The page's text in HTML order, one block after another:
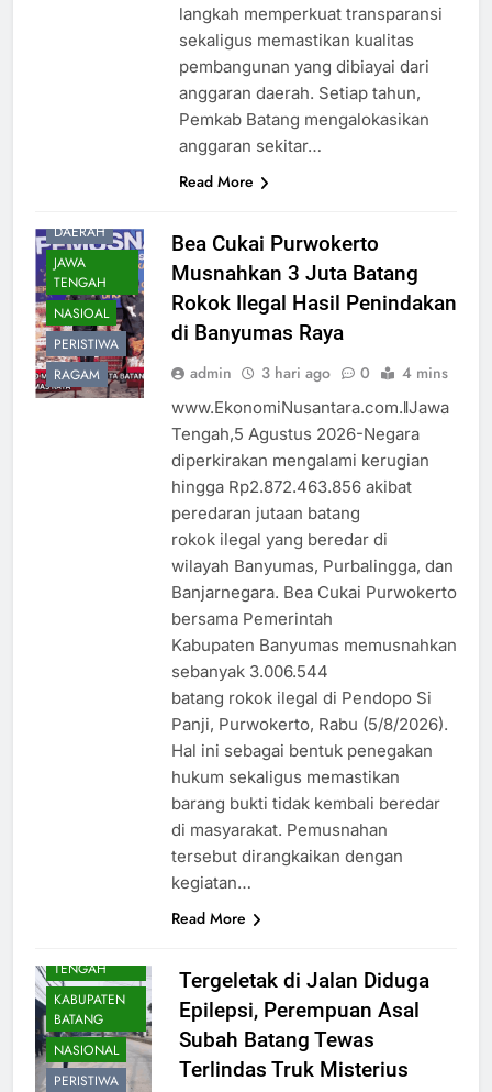
langkah memperkuat transparansi
sekaligus memastikan kualitas
pembangunan yang dibiayai dari
anggaran daerah. Setiap tahun,
Pemkab Batang mengalokasikan
anggaran sekitar…
Read More
DAERAH
JAWA
TENGAH
NASIOAL
PERISTIWA
RAGAM
Bea Cukai Purwokerto
Musnahkan 3 Juta Batang
Rokok Ilegal Hasil Penindakan
di Banyumas Raya
admin 3 hari ago 0 4 mins
www.EkonomiNusantara.com.ǁJawa
Tengah,5 Agustus 2026-Negara
diperkirakan mengalami kerugian
hingga Rp2.872.463.856 akibat
peredaran jutaan batang
rokok ilegal yang beredar di
wilayah Banyumas, Purbalingga, dan
Banjarnegara. Bea Cukai Purwokerto
bersama Pemerintah
Kabupaten Banyumas memusnahkan
sebanyak 3.006.544
batang rokok ilegal di Pendopo Si
Panji, Purwokerto, Rabu (5/8/2026).
Hal ini sebagai bentuk penegakan
hukum sekaligus memastikan
barang bukti tidak kembali beredar
di masyarakat. Pemusnahan
tersebut dirangkaikan dengan
kegiatan…
Read More
TENGAH
KABUPATEN
BATANG
NASIONAL
PERISTIWA
Tergeletak di Jalan Diduga
Epilepsi, Perempuan Asal
Subah Batang Tewas
Terlindas Truk Misterius